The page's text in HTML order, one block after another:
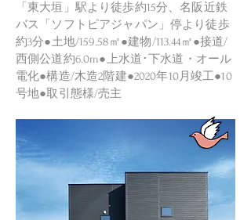
「東大垣」駅より徒歩約15分、名阪近鉄
バス「ソフトピアジャパン」停より徒歩
約3分●土地/159.58㎡●建物/113.44㎡●接道/
西側公道約6.0m●上水道･下水道・オール
電化●構造/木造2階建●2020年10月竣工●10
号地●取引態様/売主